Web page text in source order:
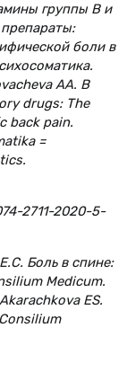
группы В и
боли в
AA. B
drugs: The
back pain.
=
2711-2020-5-
Боль в спине:
Medicum.
ES.